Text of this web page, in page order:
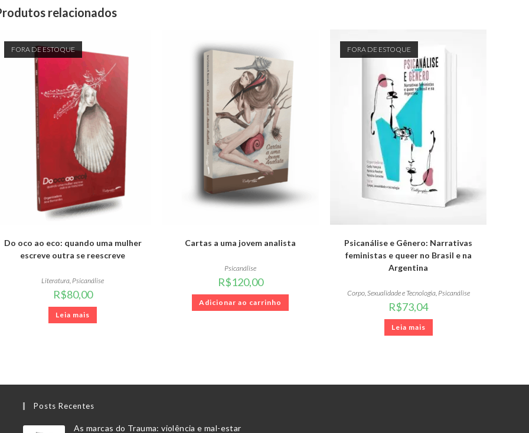
relacionados
FORA DE ESTOQUE
Do oco ao eco: quando uma mulher
escreve outra se reescreve
Literatura, Psicanálise
R$80,00
Leia mais
Cartas a uma jovem analista
Psicanálise
R$120,00
Adicionar ao carrinho
FORA DE ESTOQUE
Psicanálise e Gênero: Narrativas
feministas e queer no Brasil e na
Argentina
Corpo, Sexualidade e Tecnologia, Psicanálise
R$73,04
Leia mais
Posts Recentes
As marcas do Trauma: violência e mal-estar